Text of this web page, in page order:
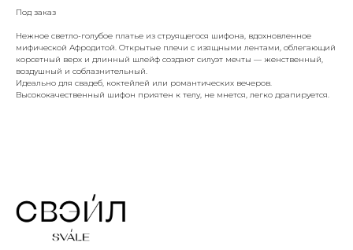
Под заказ
Нежное светло-голубое платье из струящегося шифона, вдохновленное
мифической Афродитой. Открытые плечи с изящными лентами, облегающий
корсетный верх и длинный шлейф создают силуэт мечты — женственный,
воздушный и соблазнительный.
Идеально для свадеб, коктейлей или романтических вечеров.
Высококачественный шифон приятен к телу, не мнется, легко драпируется.